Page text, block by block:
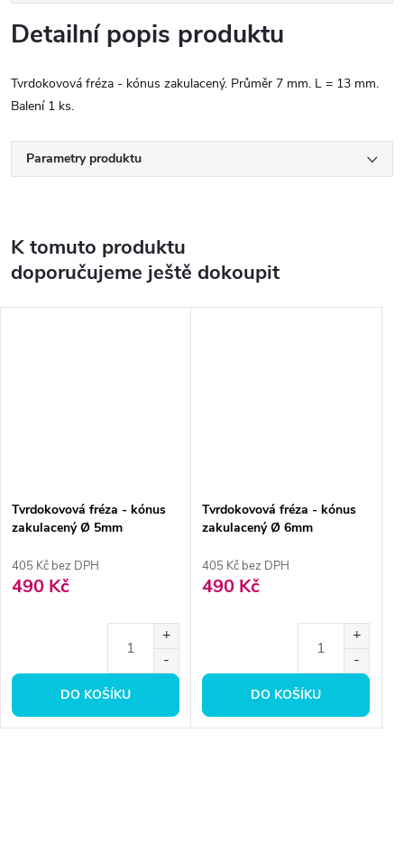
Detailní popis produktu
Tvrdokovová fréza - kónus zakulacený. Průměr 7 mm. L = 13 mm.
Balení 1 ks.
Parametry produktu
K tomuto produktu
doporučujeme ještě dokoupit
Tvrdokovová fréza - kónus
zakulacený Ø 5mm
405 Kč bez DPH
490 Kč
DO KOŠÍKU
Tvrdokovová fréza - kónus
zakulacený Ø 6mm
405 Kč bez DPH
490 Kč
DO KOŠÍKU